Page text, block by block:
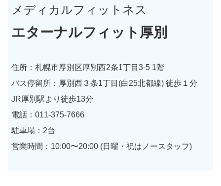
メディカルフィットネス
エターナルフィット厚別
住所：札幌市厚別区厚別西2条1丁目3-5 1階
バス停留所：厚別西３条1丁目(白25北都線) 徒歩１分
JR厚別駅より徒歩13分
電話：011-375-7666
駐車場：2台
営業時間：10:00〜20:00 (日曜・祝はノースタッフ)